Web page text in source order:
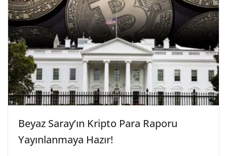
Beyaz Saray’ın Kripto Para Raporu
Yayınlanmaya Hazır!